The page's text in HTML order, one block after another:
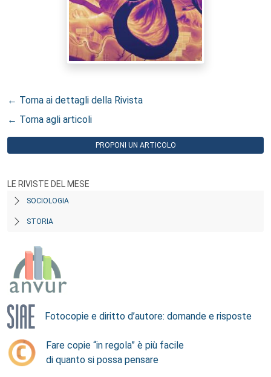
← Torna ai dettagli della Rivista
← Torna agli articoli
PROPONI UN ARTICOLO
LE RIVISTE DEL MESE
SOCIOLOGIA
STORIA
Fotocopie e diritto d’autore: domande e risposte
Fare copie “in regola” è più facile
di quanto si possa pensare